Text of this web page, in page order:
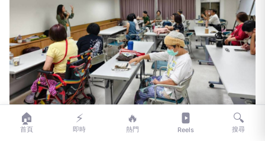
等實用觀念，搭配手作愛之花，讓學員透過實作傳遞
情感、經營親密關係。課程最後全體師生合影留念，
為活動畫下溫暖句點。
慈光身障協會表示，系列講座特邀專業師資提供衛教
與心理輔導，協助身障族群建立自我健康管理能力，
累積健康知識與生活技能。後續也將持續推出多元課
程，115年8月15日開辦基礎運動課程、9月5日推出
🏠
首頁
⚡
即時
🔥
熱門 Reels
🔍
搜尋